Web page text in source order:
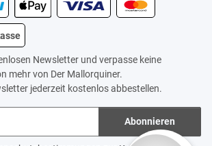
Newsletter und verpasse keine
mehr von Der Mallorquiner.
jederzeit kostenlos abbestellen.
Abonnieren